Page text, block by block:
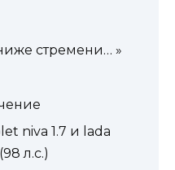
стремени… »
niva 1.7 и lada
л.с.)